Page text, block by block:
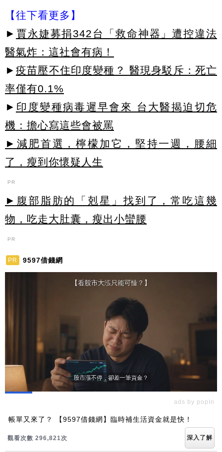
【往下看更多】
► 賈永婕募捐342台「救命神器」遭控違法
醫氣炸：這社會有病！
► 疫苗壓不住印度變種？ 醫現身駁斥：死亡
率僅有0.1%
► 印度變種病毒遲早會來 台大醫揭迫切危
機：擔心寫這些會被罵
►減肥首選，檸檬加它，堅持一週，腰細
了，瘦到你懷疑人生
PR
►腹部脂肪的「剋星」找到了，常吃這幾
物，吃走大肚囊，瘦出小蠻腰
PR
PR 9597借錢網
ads by popIn
帳單又來了？ 【9597借錢網】臨時補生活資金就是快！
觀看次數 296,821次 深入了解